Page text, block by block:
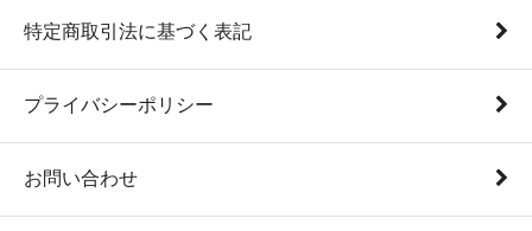
特定商取引法に基づく表記
プライバシーポリシー
お問い合わせ